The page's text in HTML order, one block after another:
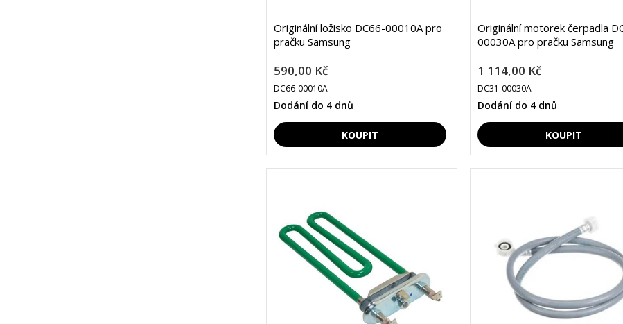
Originální ložisko DC66-00010A pro
pračku Samsung
590,00 Kč
DC66-00010A
Dodání do 4 dnů
Originální motorek čerpadla
00030A pro pračku Samsung
1 114,00 Kč
DC31-00030A
Dodání do 4 dnů